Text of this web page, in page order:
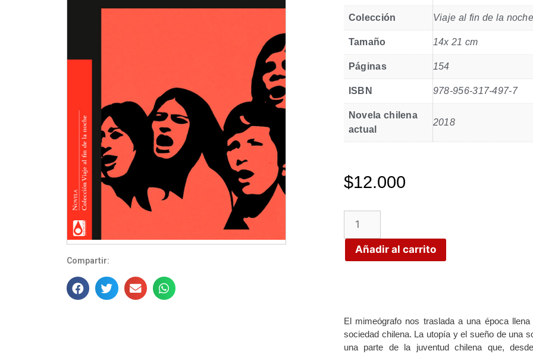
Compartir:
Colección Viaje al fin de la
Tamaño 14x 21 cm
Páginas 154
ISBN 978-956-317-497-7
Novela chilena
actual
2018
$12.000
Añadir al carrito
El mimeógrafo nos traslada a una época
sociedad chilena. La utopía y el sueño de una
una parte de la juventud chilena que,